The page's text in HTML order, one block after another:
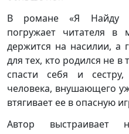
В романе «Я Найду
погружает читателя в
держится на насилии, а
для тех, кто родился не
спасти себя и
человека, внушающего
втягивает ее в опасную
Автор выстраивает